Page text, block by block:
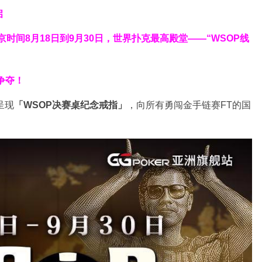
时间8月18日到9月30日，世界扑克最高殿堂——“WSOP线
夺！
现 「WSOP决赛桌纪念戒指」 ，向所有勇闯金手链赛FT的国